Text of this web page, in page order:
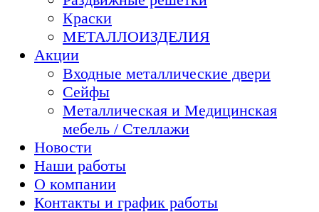
Краски
МЕТАЛЛОИЗДЕЛИЯ
Акции
Входные металлические двери
Сейфы
Металлическая и Медицинская
мебель / Стеллажи
Новости
Наши работы
О компании
Контакты и график работы